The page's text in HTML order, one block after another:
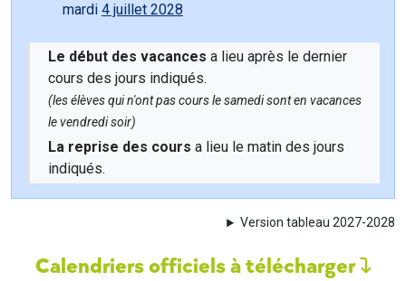
mardi 4 juillet 2028
Le début des vacances a lieu après le dernier
cours des jours indiqués.
(les élèves qui n'ont pas cours le samedi sont en vacances
le vendredi soir)
La reprise des cours a lieu le matin des jours
indiqués.
Version tableau 2027-2028
Calendriers officiels à télécharger